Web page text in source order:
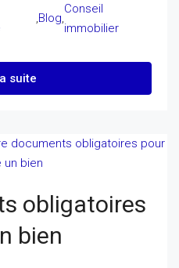
,Blog,
Conseil
immobilier
suite
obligatoires
bien